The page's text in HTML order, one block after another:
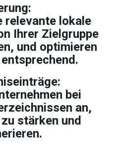
relevante lokale
Ihrer Zielgruppe
und optimieren
bei
an,
stärken und